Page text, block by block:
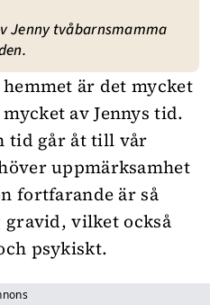
Jenny tvåbarnsmamma
är det mycket
av Jennys tid.
tid går åt till vår
uppmärksamhet
fortfarande är så
gravid, vilket också
psykiskt.